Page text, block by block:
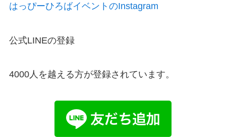
はっぴーひろばイベントのInstagram
公式LINEの登録
4000人を越える方が登録されています。